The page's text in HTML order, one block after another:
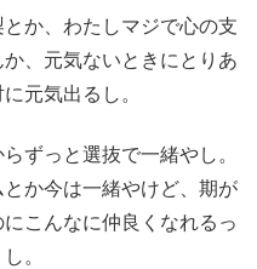
か、わたしマジで心の支
、元気ないときにとりあ
元気出るし。
ずっと選抜で一緒やし。
か今は一緒やけど、期が
こんなに仲良くなれるっ
。